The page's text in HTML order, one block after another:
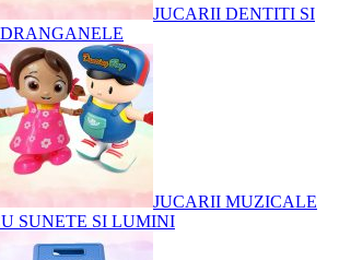
JUCARII DENTITI SI
JUCARII MUZICALE
SUNETE SI LUMINI